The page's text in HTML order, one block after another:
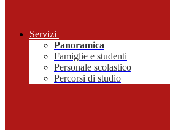
Servizi
Panoramica
Famiglie e studenti
Personale scolastico
Percorsi di studio